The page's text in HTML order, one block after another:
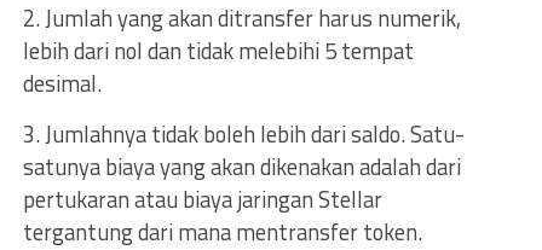
2. Jumlah yang akan ditransfer harus numerik,
lebih dari nol dan tidak melebihi 5 tempat
desimal.
3. Jumlahnya tidak boleh lebih dari saldo. Satu-
satunya biaya yang akan dikenakan adalah dari
pertukaran atau biaya jaringan Stellar
tergantung dari mana mentransfer token.